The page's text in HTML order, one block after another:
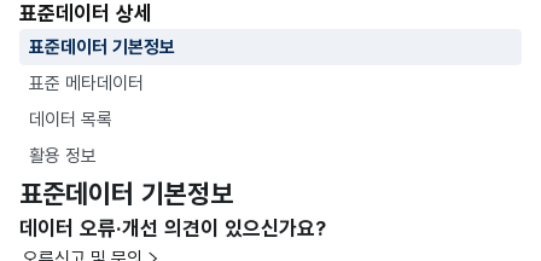
표준데이터 상세
표준데이터 기본정보
표준 메타데이터
데이터 목록
활용 정보
표준데이터 기본정보
데이터 오류·개선 의견이 있으신가요?